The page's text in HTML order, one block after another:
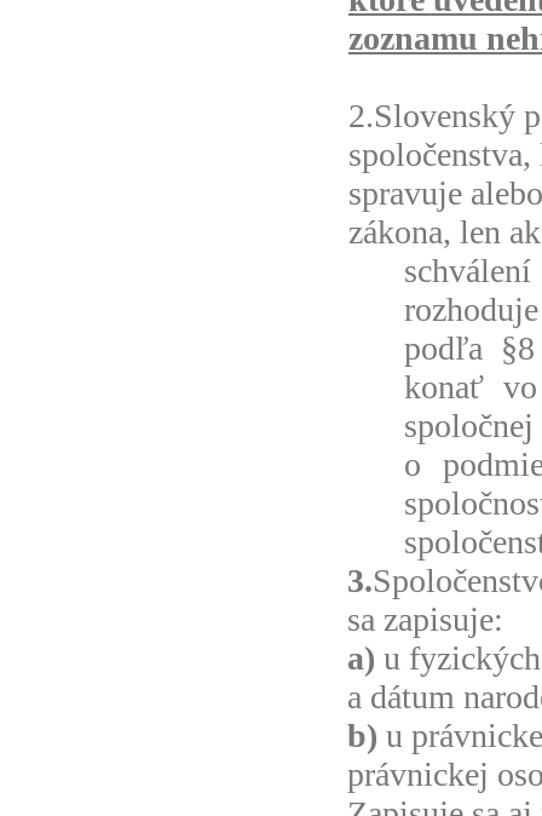
zoznamu
2.Slovenský
spravuje
zákona, len
podľa
konať vo
o
3.
sa zapisuje:
a) u
a dátum
b) u
právnickej